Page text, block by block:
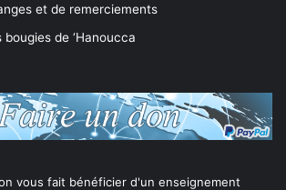
et de remerciements
de ‘Hanoucca
vous fait bénéficier d'un enseignement